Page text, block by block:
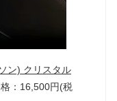
ン) クリスタル
：16,500円(税